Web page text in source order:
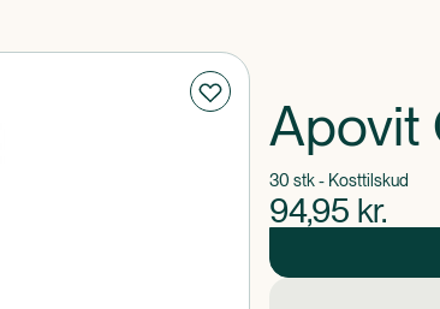
Apovit
30 stk - Kosttilskud
94,95 kr.